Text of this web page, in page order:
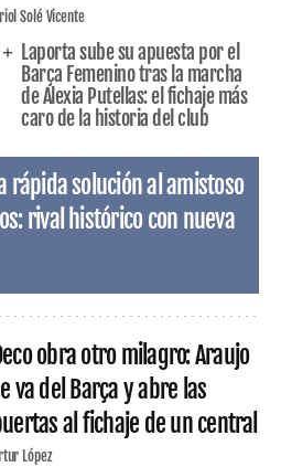
Solé Vicente
Laporta sube su apuesta por el
Barça Femenino tras la marcha
de Alexia Putellas: el fichaje más
caro de la historia del club
rápida solución al amistoso
rival histórico con nueva
obra otro milagro: Araujo
va del Barça y abre las
al fichaje de un central
López